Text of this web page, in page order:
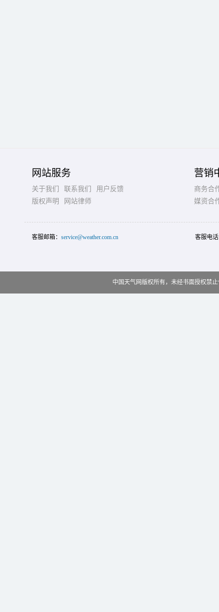
网站服务
关于我们 联系我们
用户反馈
版权声明
网站律师
营销
商务合
媒资合
客服邮箱： service@weather.com.cn 客服电
中国天气网版权所有，未经书面授权